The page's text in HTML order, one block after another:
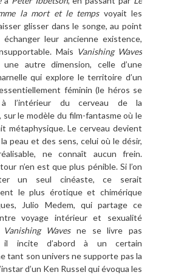
la mort et le tempsvoyait les
glisser dans le songe, au point
leur ancienne existence,
Mais Vanishing Waves
autre dimension, celle d’une
qui explore le territoire d’un
féminin (le héros se
à l’intérieur du cerveau de la
sur le modèle du film-fantasme où le
métaphysique. Le cerveau devient
peau et des sens, celui où le désir,
ne connaît aucun frein.
n’en est que plus pénible. Si l’on
un seul cinéaste, ce serait
le plus érotique et chimérique
Julio Medem, qui partage ce
voyage intérieur et sexualité
Vanishing Wavesne se livre pas
il incite d’abord à un certain
tant son univers ne supporte pas la
d’un Ken Russel qui évoqua les